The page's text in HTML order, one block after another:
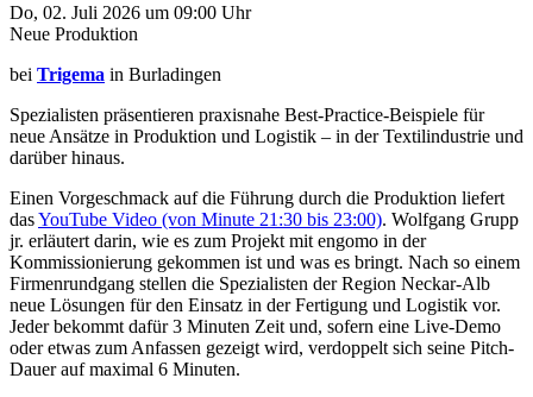
Do, 02. Juli 2026 um 09:00 Uhr
Neue Produktion
bei Trigema in Burladingen
Spezialisten präsentieren praxisnahe Best-Practice-Beispiele für
neue Ansätze in Produktion und Logistik – in der Textilindustrie und
darüber hinaus.
Einen Vorgeschmack auf die Führung durch die Produktion liefert
dasYouTube Video (von Minute 21:30 bis 23:00). Wolfgang Grupp
jr. erläutert darin, wie es zum Projekt mit engomo in der
Kommissionierung gekommen ist und was es bringt. Nach so einem
Firmenrundgang stellen die Spezialisten der Region Neckar-Alb
neue Lösungen für den Einsatz in der Fertigung und Logistik vor.
Jeder bekommt dafür 3 Minuten Zeit und, sofern eine Live-Demo
oder etwas zum Anfassen gezeigt wird, verdoppelt sich seine Pitch-
Dauer auf maximal 6 Minuten.